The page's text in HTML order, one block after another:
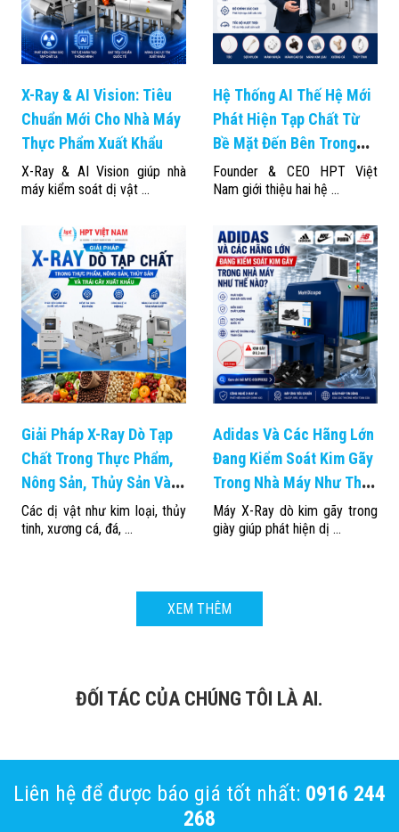
X-Ray & AI Vision: Tiêu
Chuẩn Mới Cho Nhà Máy
Thực Phẩm Xuất Khẩu
X-Ray & AI Vision giúp nhà
máy kiểm soát dị vật ...
Hệ Thống AI Thế Hệ Mới
Phát Hiện Tạp Chất Từ
Bề Mặt Đến Bên Trong
Sản Phẩm
Founder & CEO HPT Việt
Nam giới thiệu hai hệ ...
Giải Pháp X-Ray Dò Tạp
Chất Trong Thực Phẩm,
Nông Sản, Thủy Sản Và
Trái Cây Xuất Khẩu
Các dị vật như kim loại, thủy
tinh, xương cá, đá, ...
Adidas Và Các Hãng Lớn
Đang Kiểm Soát Kim Gãy
Trong Nhà Máy Như Thế
Nào?
Máy X-Ray dò kim gãy trong
giày giúp phát hiện dị ...
XEM THÊM
ĐỐI TÁC CỦA CHÚNG TÔI LÀ AI.
Liên hệ để được báo giá tốt nhất: 0916 244
268